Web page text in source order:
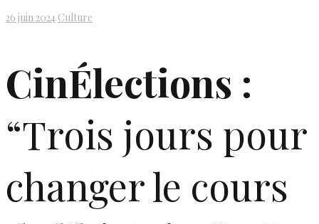
26 juin 2024 Culture
CinÉlections :
“Trois jours pour
changer le cours